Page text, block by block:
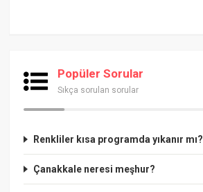
Popüler Sorular
Sıkça sorulan sorular
Renkliler kısa programda yıkanır mı?
Çanakkale neresi meşhur?